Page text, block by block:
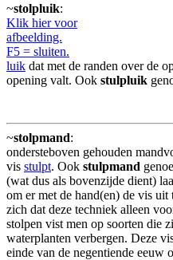
~stolpluik:
Klik hier voor
afbeelding.
F5 = sluiten.
luik dat met de randen over de
opening valt. Ook stulpluik
~stolpmand:
ondersteboven gehouden
vis stulpt. Ook stulpmand
(wat dus als bovenzijde dient)
om er met de hand(en) de vis
zich dat deze techniek alleen
stolpen vist men op soorten die
waterplanten verbergen. Deze
einde van de negentiende eeuw